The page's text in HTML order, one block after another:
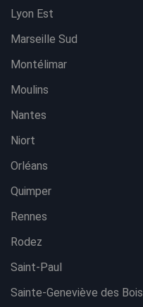
Lyon Est
Marseille Sud
Montélimar
Moulins
Nantes
Niort
Orléans
Quimper
Rennes
Rodez
Saint-Paul
Sainte-Geneviève des Bois